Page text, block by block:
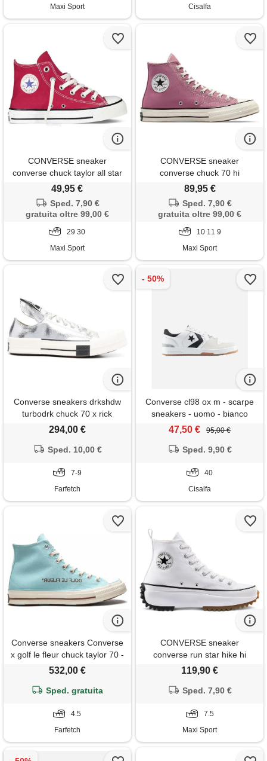
Maxi Sport
Cisalfa
CONVERSE sneaker
converse chuck taylor all star
hi rosse bambino
49,95 €
Sped. 7,90 €
gratuita oltre 99,00 €
29 30
Maxi Sport
CONVERSE sneaker
converse chuck 70 hi
89,95 €
Sped. 7,90 €
gratuita oltre 99,00 €
10 11 9
Maxi Sport
Converse sneakers drkshdw
turbodrk chuck 70 x rick
owens - argento
294,00 €
Sped. 10,00 €
7-9
Farfetch
Converse cl98 ox m - scarpe
sneakers - uomo - bianco
47,50 € 95,00 €
Sped. 9,90 €
40
Cisalfa
Converse sneakers Converse
x golf le fleur chuck taylor 70 -
blu
532,00 €
Sped. gratuita
4.5
Farfetch
CONVERSE sneaker
converse run star hike hi
119,90 €
Sped. 7,90 €
7.5
Maxi Sport